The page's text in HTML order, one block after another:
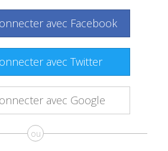
avec Facebook
avec Twitter
avec Google
ou